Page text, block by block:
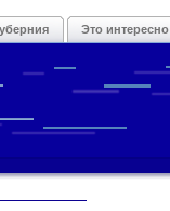
Это интересно